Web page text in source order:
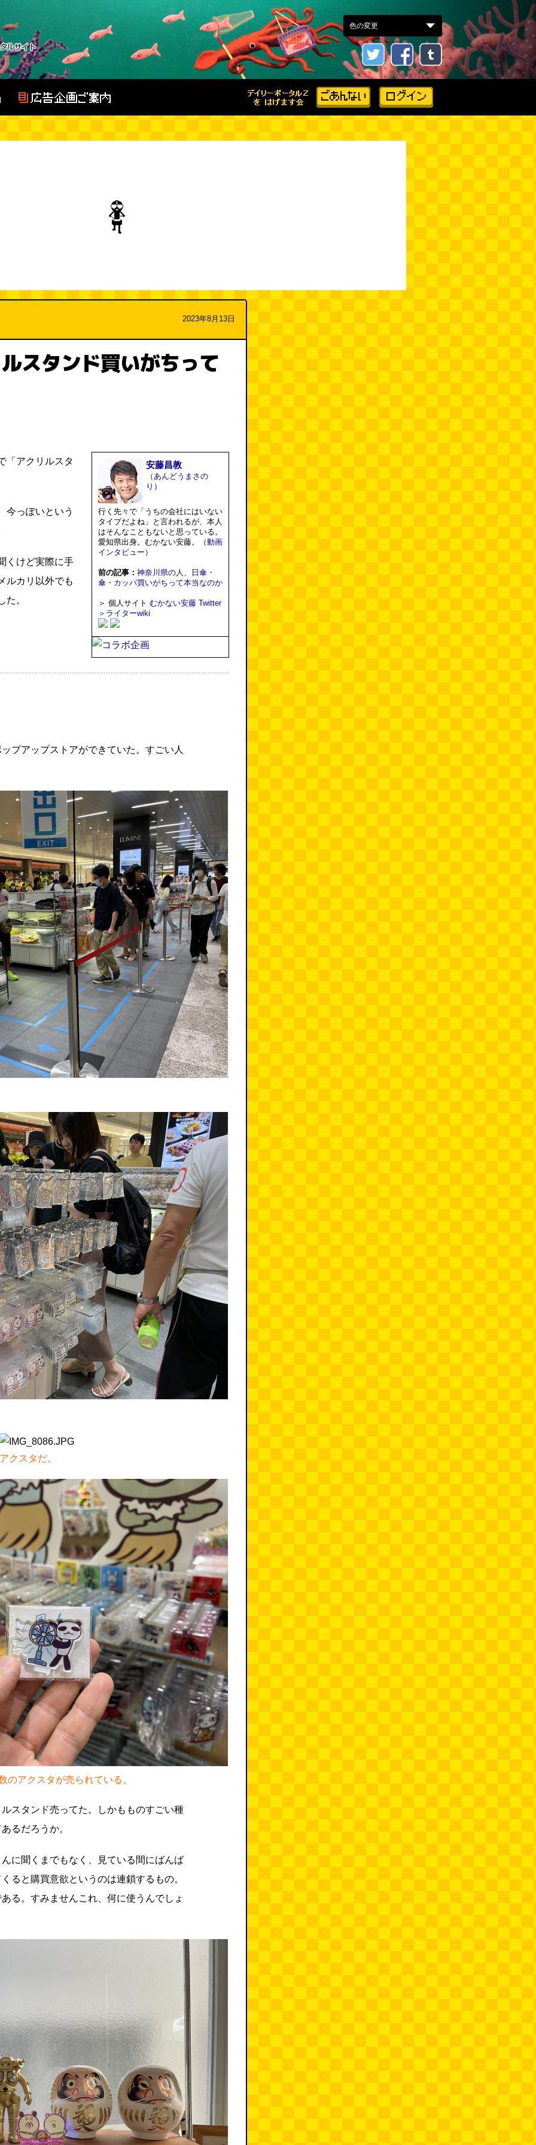
2023年8月13日
スタンド買いがちって
「アクリルスタ
今っぽいという
くけど実際に手
ルカリ以外でも
た。
安藤昌教
（あんどうまさの
り）
行く先々で「うちの会社にはいない
タイプだよね」と言われるが、本人
はそんなこともないと思っている。
愛知県出身。むかない安藤。
（動画
インタビュー）
前の記事： 神奈川県の人、日傘・
傘・カッパ買いがちって本当なのか
＞ 個人サイト むかない安藤 Twitter
＞ライターwiki
プアップストアができていた。すごい人
クスタだ。
のアクスタが売られている。
スタンド売ってた。しかもものすごい種
るだろうか。
に聞くまでもなく、見ている間にばんば
ると購買意欲というのは連鎖するもの。
る。すみませんこれ、何に使うんでしょ